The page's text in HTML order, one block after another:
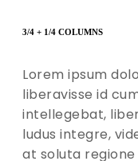
3/4 + 1/4 COLUMNS
Lorem ipsum
liberavisse id
intellegebat,
ludus integre,
at soluta